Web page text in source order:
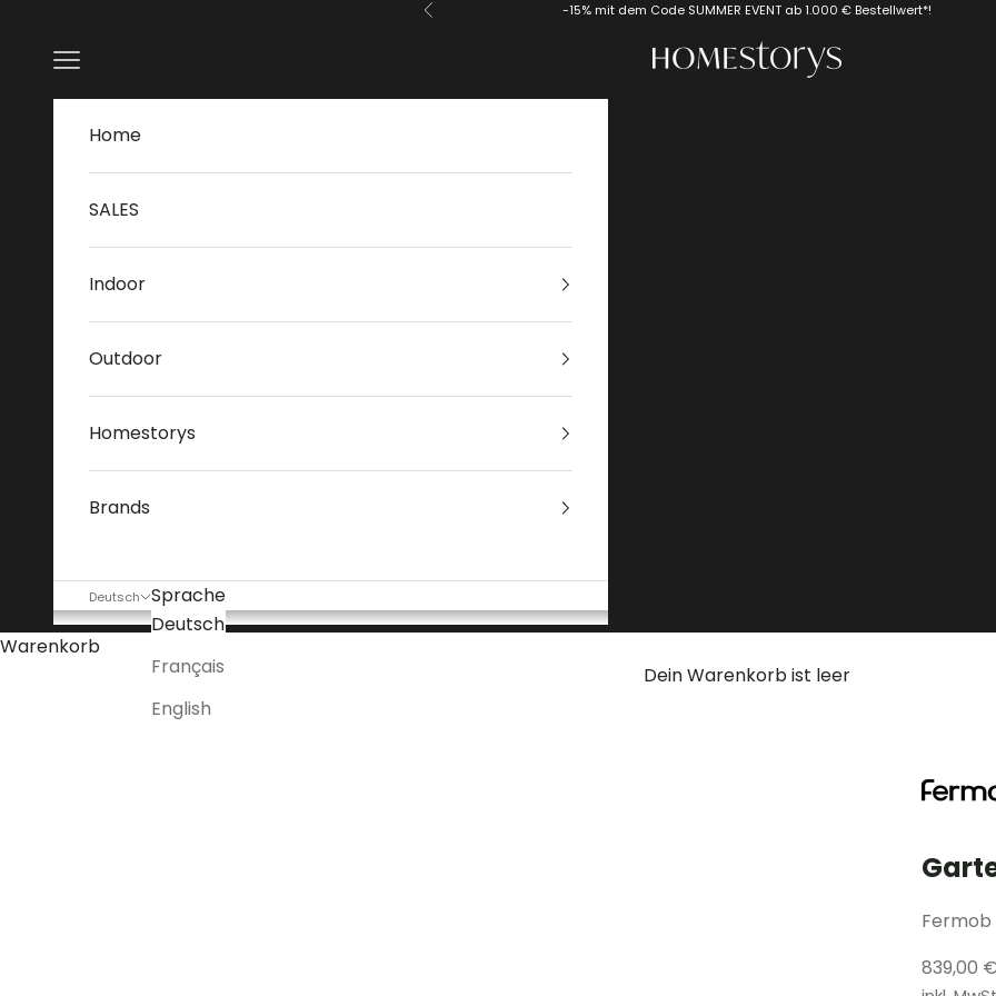
Zurück -15% mit dem Code SUMMER EVENT ab 1.000 € Bestellwert*!
Homestorys
Menü
Home
SALES
Indoor
Outdoor
Homestorys
Brands
Deutsch
Sprache
Deutsch
Français
English
Warenkorb
Dein Warenkorb ist leer
Fermob
Angebot
839,00 €